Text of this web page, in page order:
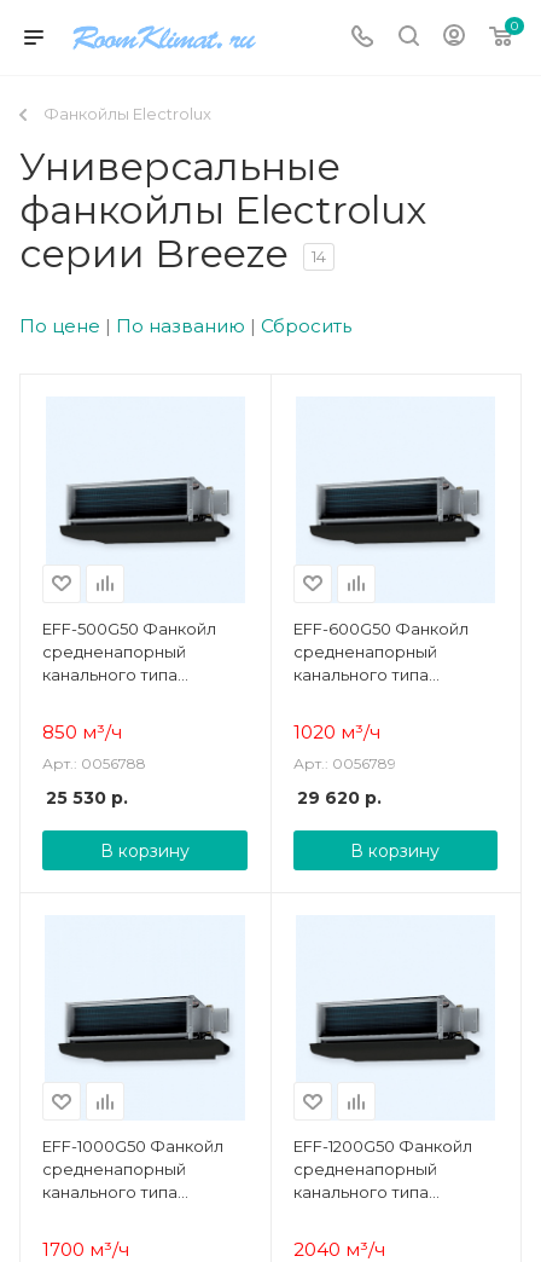
0
Фанкойлы Electrolux
Универсальные
фанкойлы Electrolux
серии Breeze
14
По цене | По названию | Сбросить
EFF-500G50 Фанкойл
средненапорный
канального типа
850 м³/ч
Арт.: 0056788
25 530 р.
В корзину
EFF-600G50 Фанкойл
средненапорный
канального типа
1020 м³/ч
Арт.: 0056789
29 620р.
В корзину
EFF-1000G50 Фанкойл
средненапорный
канального типа
1700 м³/ч
EFF-1200G50 Фанкойл
средненапорный
канального типа
2040 м³/ч